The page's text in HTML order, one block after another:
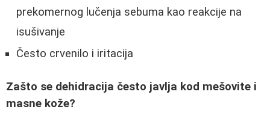
prekomernog lučenja sebuma kao reakcije na
isušivanje
Često crvenilo i iritacija
Zašto se dehidracija često javlja kod mešovite i
masne kože?